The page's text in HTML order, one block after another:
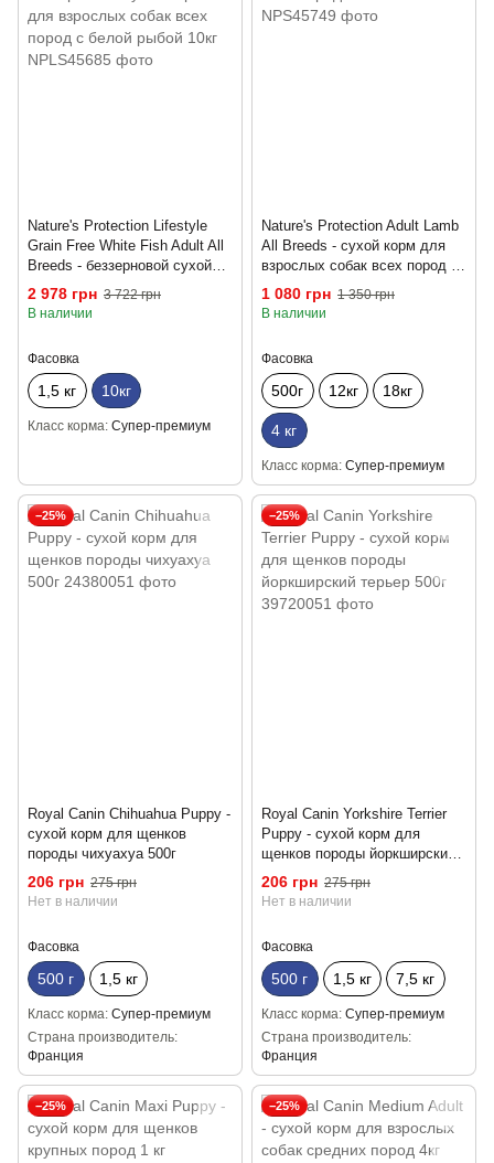
Nature's Protection Lifestyle
Grain Free White Fish Adult All
Breeds - беззерновой сухой
корм для взрослых собак
всех пород с белой рыбой
2 978 грн 3 722 грн
В наличии
Фасовка
1,5 кг 10кг
Класс корма Супер-премиум
Nature's Protection Adult Lamb
All Breeds - сухой корм для
взрослых собак всех пород с
ягнятиной 4кг
1 080 грн 1 350 грн
В наличии
Фасовка
500г 12кг 18кг
4 кг
Класс корма Супер-премиум
−25%
Royal Canin Chihuahua Puppy -
сухой корм для щенков
породы чихуахуа 500г
206 грн 275 грн
Нет в наличии
Фасовка
500 г 1,5 кг
Класс корма Супер-премиум
Страна производитель
Франция
−25%
Royal Canin Yorkshire Terrier
Puppy - сухой корм для
щенков породы йоркширский
терьер 500г
206 грн 275 грн
Нет в наличии
Фасовка
500 г 1,5 кг 7,5 кг
Класс корма Супер-премиум
Страна производитель
Франция
−25% −25%